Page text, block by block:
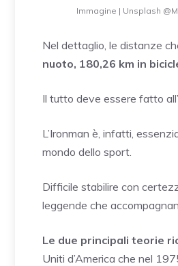
Immagine | Unsplash
Nel dettaglio, le distanze
nuoto, 180,26 km in
Il tutto deve essere fatto
L’Ironman è, infatti,
mondo dello sport.
Difficile stabilire con
leggende che
Le due principali teorie
Uniti d’America che nel